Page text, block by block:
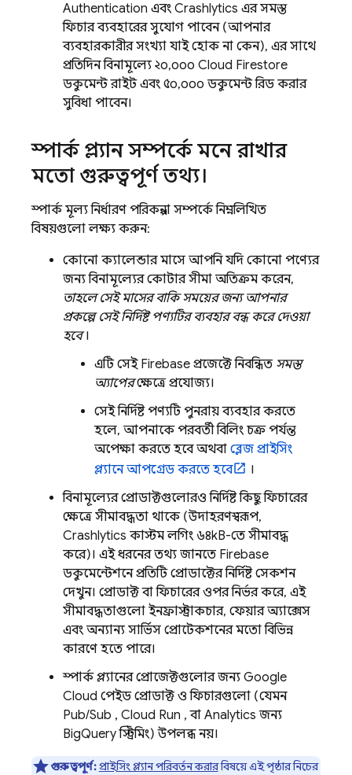
Authentication এবং Crashlytics এর সমস্ত
ফিচার ব্যবহারের সুযোগ পাবেন (আপনার
ব্যবহারকারীর সংখ্যা যাই হোক না কেন), এর সাথে
প্রতিদিন বিনামূল্যে ২০,০০০ Cloud Firestore
ডকুমেন্ট রাইট এবং ৫০,০০০ ডকুমেন্ট রিড করার
সুবিধা পাবেন।
স্পার্ক প্ল্যান সম্পর্কে মনে রাখার
মতো গুরুত্বপূর্ণ তথ্য।
স্পার্ক মূল্য নির্ধারণ পরিকল্পনা সম্পর্কে নিম্নলিখিত
বিষয়গুলো লক্ষ্য করুন:
কোনো ক্যালেন্ডার মাসে আপনি যদি কোনো পণ্যের
জন্য বিনামূল্যের কোটার সীমা অতিক্রম করেন,
তাহলে সেই মাসের বাকি সময়ের জন্য আপনার
প্রকল্পে সেই নির্দিষ্ট পণ্যটির ব্যবহার বন্ধ করে দেওয়া
হবে।
এটি সেই Firebase প্রজেক্টে নিবন্ধিত সমস্ত
অ্যাপেরক্ষেত্রে প্রযোজ্য।
সেই নির্দিষ্ট পণ্যটি পুনরায় ব্যবহার করতে
হলে, আপনাকে পরবর্তী বিলিং চক্র পর্যন্ত
অপেক্ষা করতে হবে অথবা ব্লেজ প্রাইসিং
প্ল্যানে আপগ্রেড করতে হবে
।
বিনামূল্যের প্রোডাক্টগুলোরও নির্দিষ্ট কিছু ফিচারের
ক্ষেত্রে সীমাবদ্ধতা থাকে (উদাহরণস্বরূপ,
Crashlytics কাস্টম লগিং ৬৪kB-তে সীমাবদ্ধ
করে)। এই ধরনের তথ্য জানতে Firebase
ডকুমেন্টেশনে প্রতিটি প্রোডাক্টের নির্দিষ্ট সেকশন
দেখুন। প্রোডাক্ট বা ফিচারের ওপর নির্ভর করে, এই
সীমাবদ্ধতাগুলো ইনফ্রাস্ট্রাকচার, ফেয়ার অ্যাক্সেস
এবং অন্যান্য সার্ভিস প্রোটেকশনের মতো বিভিন্ন
কারণে হতে পারে।
স্পার্ক প্ল্যানের প্রোজেক্টগুলোর জন্য Google
Cloud পেইড প্রোডাক্ট ও ফিচারগুলো (যেমন
Pub/Sub , Cloud Run , বা Analytics জন্য
BigQueryস্ট্রিমিং) উপলব্ধ নয়।
গুরুত্বপূর্ণ:প্রাইসিং প্ল্যান পরিবর্তন করারবিষয়ে এই পৃষ্ঠার নিচের